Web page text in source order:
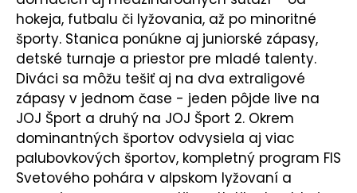
hokeja, futbalu či lyžovania, až po minoritné
športy. Stanica ponúkne aj juniorské zápasy,
detské turnaje a priestor pre mladé talenty.
Diváci sa môžu tešiť aj na dva extraligové
zápasy v jednom čase - jeden pôjde live na
JOJ Šport a druhý na JOJ Šport 2. Okrem
dominantných športov odvysiela aj viac
palubovkových športov, kompletný program FIS
Svetového pohára v alpskom lyžovaní a